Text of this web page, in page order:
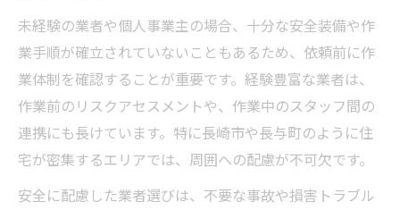
未経験の業者や個人事業主の場合、十分な安全装備や作
業手順が確立されていないこともあるため、依頼前に作
業体制を確認することが重要です。経験豊富な業者は、
作業前のリスクアセスメントや、作業中のスタッフ間の
連携にも長けています。特に長崎市や長与町のように住
宅が密集するエリアでは、周囲への配慮が不可欠です。
安全に配慮した業者選びは、不要な事故や損害トラブル